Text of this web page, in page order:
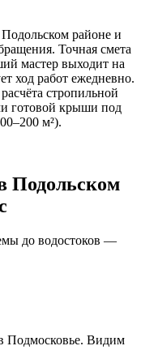
районе и
Точная смета
мастер выходит на
ход работ ежедневно.
стропильной
готовой крыши под
м²).
Подольском
до водостоков —
Подмосковье. Видим